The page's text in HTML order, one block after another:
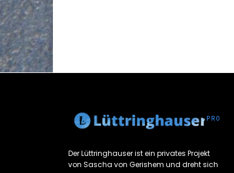
Der Lüttringhauser ist ein privates Projekt
von Sascha von Gerishem und dreht sich